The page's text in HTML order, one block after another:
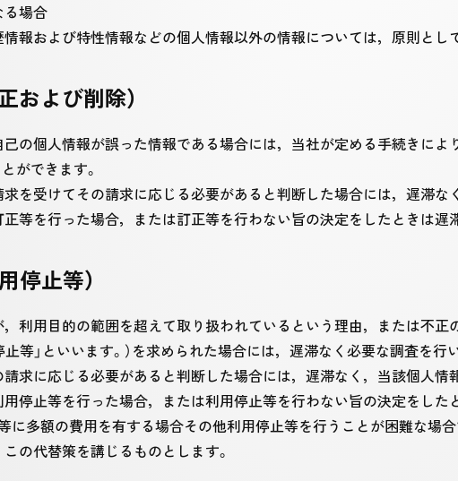
る場合
報および特性情報などの個人情報以外の情報については，原則とし
および削除）
の個人情報が誤った情報である場合には，当社が定める手続きによ
ができます。
を受けてその請求に応じる必要があると判断した場合には，遅滞な
等を行った場合，または訂正等を行わない旨の決定をしたときは遅
停止等）
利用目的の範囲を超えて取り扱われているという理由，または不
等」といいます。）を求められた場合には，遅滞なく必要な調査を行
求に応じる必要があると判断した場合には，遅滞なく，当該個人情
停止等を行った場合，または利用停止等を行わない旨の決定をした
に多額の費用を有する場合その他利用停止等を行うことが困難な場
の代替策を講じるものとします。